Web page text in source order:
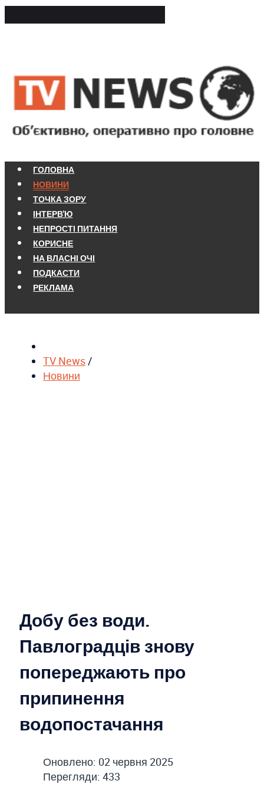
ГОЛОВНА
НОВИНИ
ТОЧКА ЗОРУ
ІНТЕРВ'Ю
НЕПРОСТІ ПИТАННЯ
КОРИСНЕ
НА ВЛАСНІ ОЧІ
ПОДКАСТИ
РЕКЛАМА
TV News/
Новини
Добу без води.
Павлоградців знову
попереджають про
припинення
водопостачання
Оновлено: 02 червня 2025
Перегляди: 433